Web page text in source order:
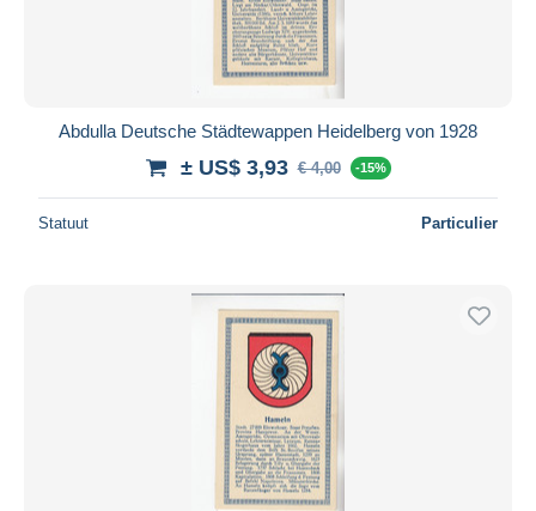
Abdulla Deutsche Städtewappen Heidelberg von 1928
± US$ 3,93 € 4,00 -15%
Statuut Particulier